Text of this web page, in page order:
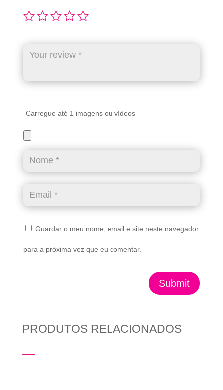
Carregue até 1 imagens ou vídeos
Guardar o meu nome, email e site neste navegador
para a próxima vez que eu comentar.
Submit
PRODUTOS RELACIONADOS